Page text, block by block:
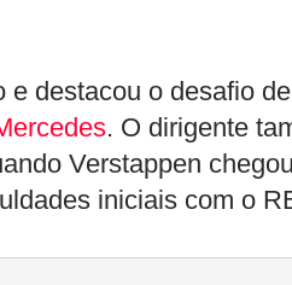
e destacou o desafio de
. O dirigente
Verstappen
iniciais com o